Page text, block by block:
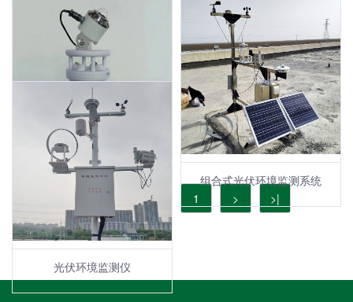
太阳能资源评估监测解决方案
光伏组件温度监测系统
分布式光伏环境监测仪 组合式光伏环境监测系统
光伏环境监测仪
[1/1] |< < 1 > >|